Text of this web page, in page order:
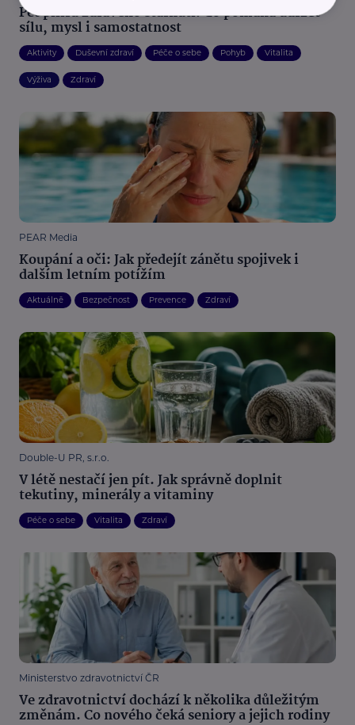
Pět pilířů zdravého stárnutí: Co pomáhá udržet
sílu, mysl i samostatnost
Aktivity Duševní zdraví Péče o sebe Pohyb Vitalita
Výživa Zdraví
PEAR Media
Koupání a oči: Jak předejít zánětu spojivek i
dalším letním potížím
Aktuálně Bezpečnost Prevence Zdraví
Double-U PR, s.r.o.
V létě nestačí jen pít. Jak správně doplnit
tekutiny, minerály a vitaminy
Péče o sebe Vitalita Zdraví
Ministerstvo zdravotnictví ČR
Ve zdravotnictví dochází k několika důležitým
změnám. Co nového čeká seniory a jejich rodiny